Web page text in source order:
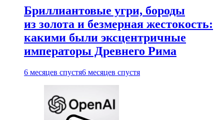
Бриллиантовые угри, бороды
из золота и безмерная жестокость:
какими были эксцентричные
императоры Древнего Рима
6 месяцев спустя6 месяцев спустя